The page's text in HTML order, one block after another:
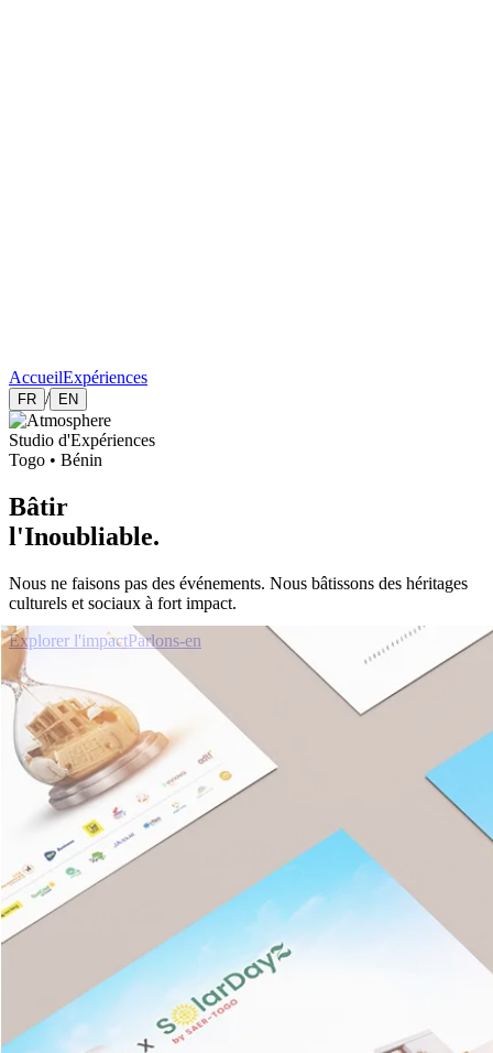
AccueilExpériences
FR / EN
Studio d'Expériences
Togo • Bénin
Bâtir
l'Inoubliable.
Nous ne faisons pas des événements. Nous bâtissons des héritages
culturels et sociaux à fort impact.
Explorer l'impactParlons-en